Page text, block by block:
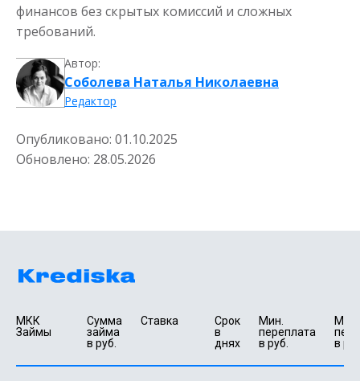
финансов без скрытых комиссий и сложных
требований.
Автор:
Соболева Наталья Николаевна
Редактор
Опубликовано: 01.10.2025
Обновлено: 28.05.2026
МКК
Займы
Сумма
займа
в руб.
Ставка
Срок
в
днях
Мин.
переплата
в руб.
в